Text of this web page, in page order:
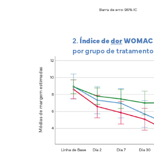
2. Índice dedorWOMAC
por grupo de tratamento